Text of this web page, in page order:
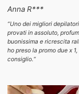
Anna R***
“Uno dei migliori
provati in assoluto,
buonissima e ricrescita
ho preso la promo due x 1,
consiglio.“